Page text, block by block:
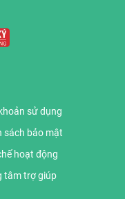
sử dụng
sách bảo mật
hoạt động
tâm trợ giúp